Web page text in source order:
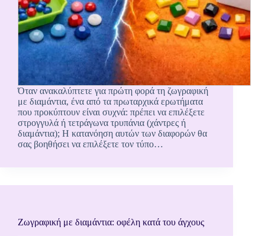
Όταν ανακαλύπτετε για πρώτη φορά τη ζωγραφική
με διαμάντια, ένα από τα πρωταρχικά ερωτήματα
που προκύπτουν είναι συχνά: πρέπει να επιλέξετε
στρογγυλά ή τετράγωνα τρυπάνια (χάντρες ή
διαμάντια); Η κατανόηση αυτών των διαφορών θα
σας βοηθήσει να επιλέξετε τον τύπο…
Ζωγραφική με διαμάντια: οφέλη κατά του άγχους